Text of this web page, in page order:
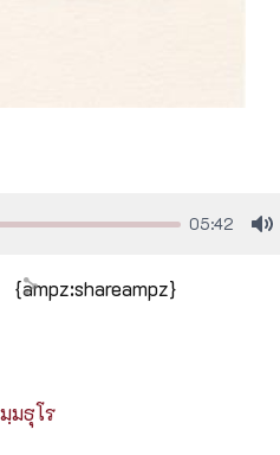
05:42
{ampz:shareampz}
มธุโร